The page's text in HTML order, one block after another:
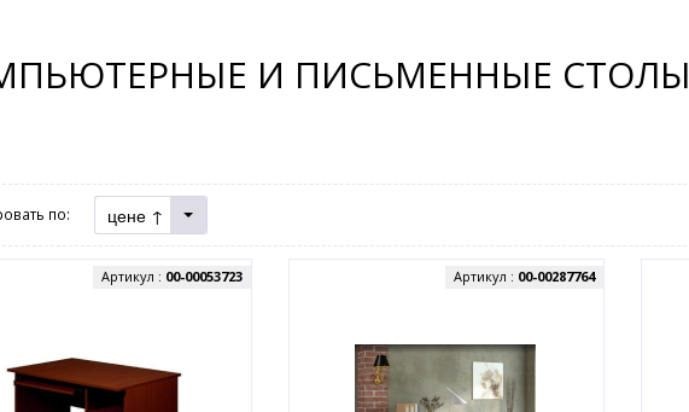
И ПИСЬМЕННЫЕ СТОЛЫ
по: цене ↑
Артикул : 00-00053723 Артикул : 00-00287764